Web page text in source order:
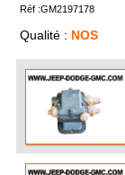
Réf :GM2197178
Qualité : NOS